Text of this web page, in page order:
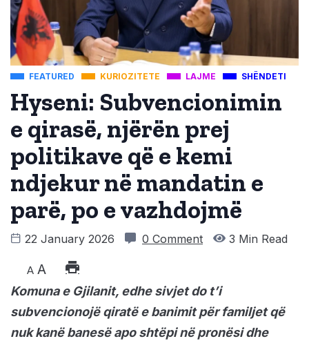
FEATURED KURIOZITETE LAJME SHËNDETI
Hyseni: Subvencionimin
e qirasë, njërën prej
politikave që e kemi
ndjekur në mandatin e
parë, po e vazhdojmë
22 January 2026 0 Comment 3 Min Read
A A
Komuna e Gjilanit, edhe sivjet do t’i
subvencionojë qiratë e banimit për familjet që
nuk kanë banesë apo shtëpi në pronësi dhe